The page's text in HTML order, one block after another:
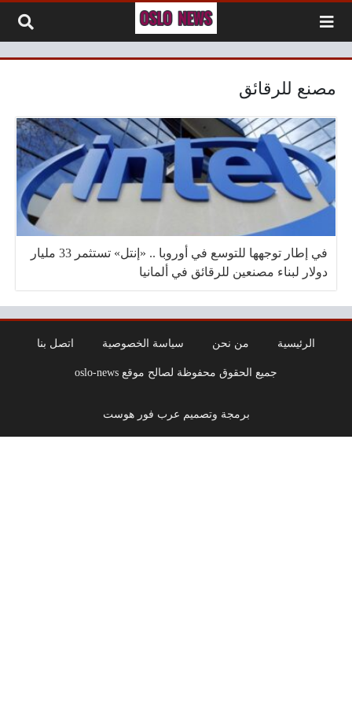
مصنع للرقائق
في إطار توجهها للتوسع في أوروبا .. «إنتل» تستثمر 33 مليار
دولار لبناء مصنعين للرقائق في ألمانيا
الرئيسية من نحن سياسة الخصوصية اتصل بنا
جميع الحقوق محفوظة لصالح موقع oslo-news
برمجة وتصميم عرب فور هوست